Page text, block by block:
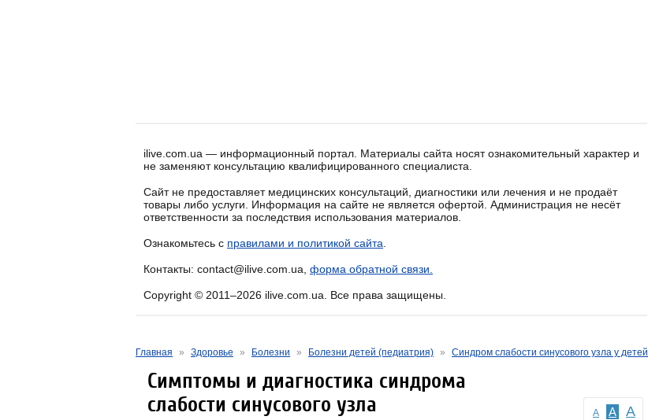
ilive.com.ua — информационный портал. Материалы сайта носят ознакомительный характер и
не заменяют консультацию квалифицированного специалиста.
Сайт не предоставляет медицинских консультаций, диагностики или лечения и не продаёт
товары либо услуги. Информация на сайте не является офертой. Администрация не несёт
ответственности за последствия использования материалов.
Ознакомьтесь с правилами и политикой сайта
Контакты: contact@ilive.com.ua, форма обратной связи.
Copyright © 2011–2026 ilive.com.ua. Все права защищены.
Главная » Здоровье » Болезни » Болезни детей (педиатрия) » Синдром слабости синусового узла у детей
A A A
Симптомы и диагностика синдрома
слабости синусового узла